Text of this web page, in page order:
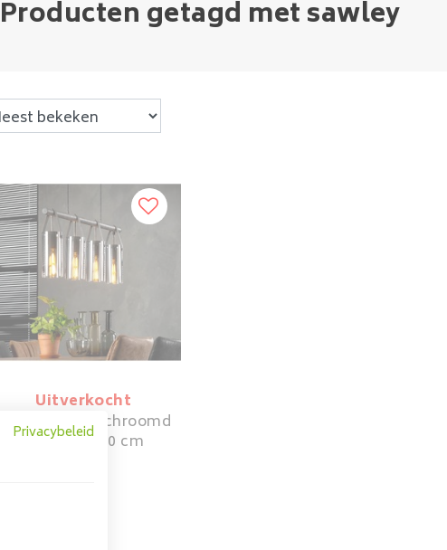
Producten getagd met sawley
Uitverkocht
Hanglamp Verchroomd
Glas | 4x ø20 cm
Privacybeleid